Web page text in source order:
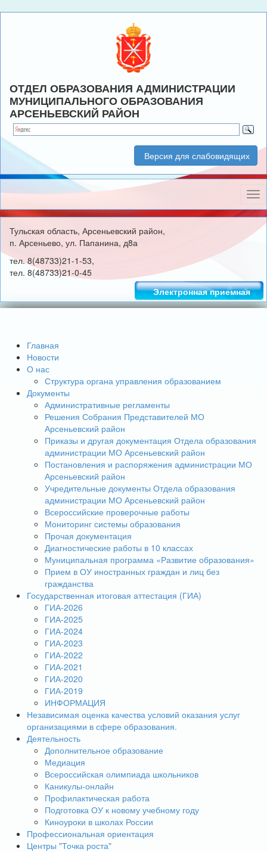
ОТДЕЛ ОБРАЗОВАНИЯ АДМИНИСТРАЦИИ
МУНИЦИПАЛЬНОГО ОБРАЗОВАНИЯ
АРСЕНЬЕВСКИЙ РАЙОН
Версия для слабовидящих
Тульская область, Арсеньевский район,
п. Арсеньево, ул. Папанина, д8а
тел. 8(48733)21-1-53,
тел. 8(48733)21-0-45
Электронная приемная
Главная
Новости
О нас
Структура органа управления образованием
Документы
Административные регламенты
Решения Собрания Представителей МО
Арсеньевский район
Приказы и другая документация Отдела образования
администрации МО Арсеньевский район
Постановления и распоряжения администрации МО
Арсеньевский район
Учредительные документы Отдела образования
администрации МО Арсеньевский район
Всероссийские проверочные работы
Мониторинг системы образования
Прочая документация
Диагностические работы в 10 классах
Муниципальная программа «Развитие образования»
Прием в ОУ иностранных граждан и лиц без
гражданства
Государственная итоговая аттестация (ГИА)
ГИА-2026
ГИА-2025
ГИА-2024
ГИА-2023
ГИА-2022
ГИА-2021
ГИА-2020
ГИА-2019
ИНФОРМАЦИЯ
Независимая оценка качества условий оказания услуг
организациями в сфере образования.
Деятельность
Дополнительное образование
Медиация
Всероссийская олимпиада школьников
Каникулы-онлайн
Профилактическая работа
Подготовка ОУ к новому учебному году
Киноуроки в школах России
Профессиональная ориентация
Центры "Точка роста"